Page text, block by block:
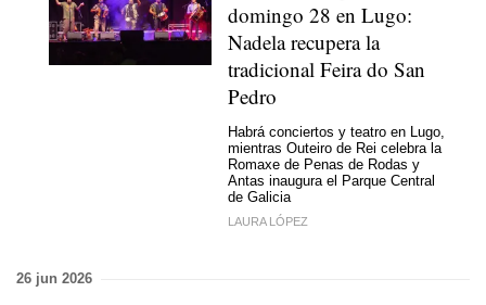
domingo 28 en Lugo:
Nadela recupera la
tradicional Feira do San
Pedro
Habrá conciertos y teatro en Lugo,
mientras Outeiro de Rei celebra la
Romaxe de Penas de Rodas y
Antas inaugura el Parque Central
de Galicia
LAURA LÓPEZ
26 jun 2026